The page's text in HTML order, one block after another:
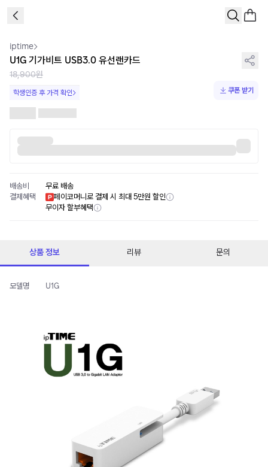
iptime
U1G 기가비트 USB3.0 유선랜카드
18,900원
학생인증 후 가격 확인 쿠폰 받기
배송비
무료 배송
결제혜택
페이코머니로 결제 시 최대 5만원 할인
무이자 할부혜택
상품 정보 리뷰 문의
모델명 U1G